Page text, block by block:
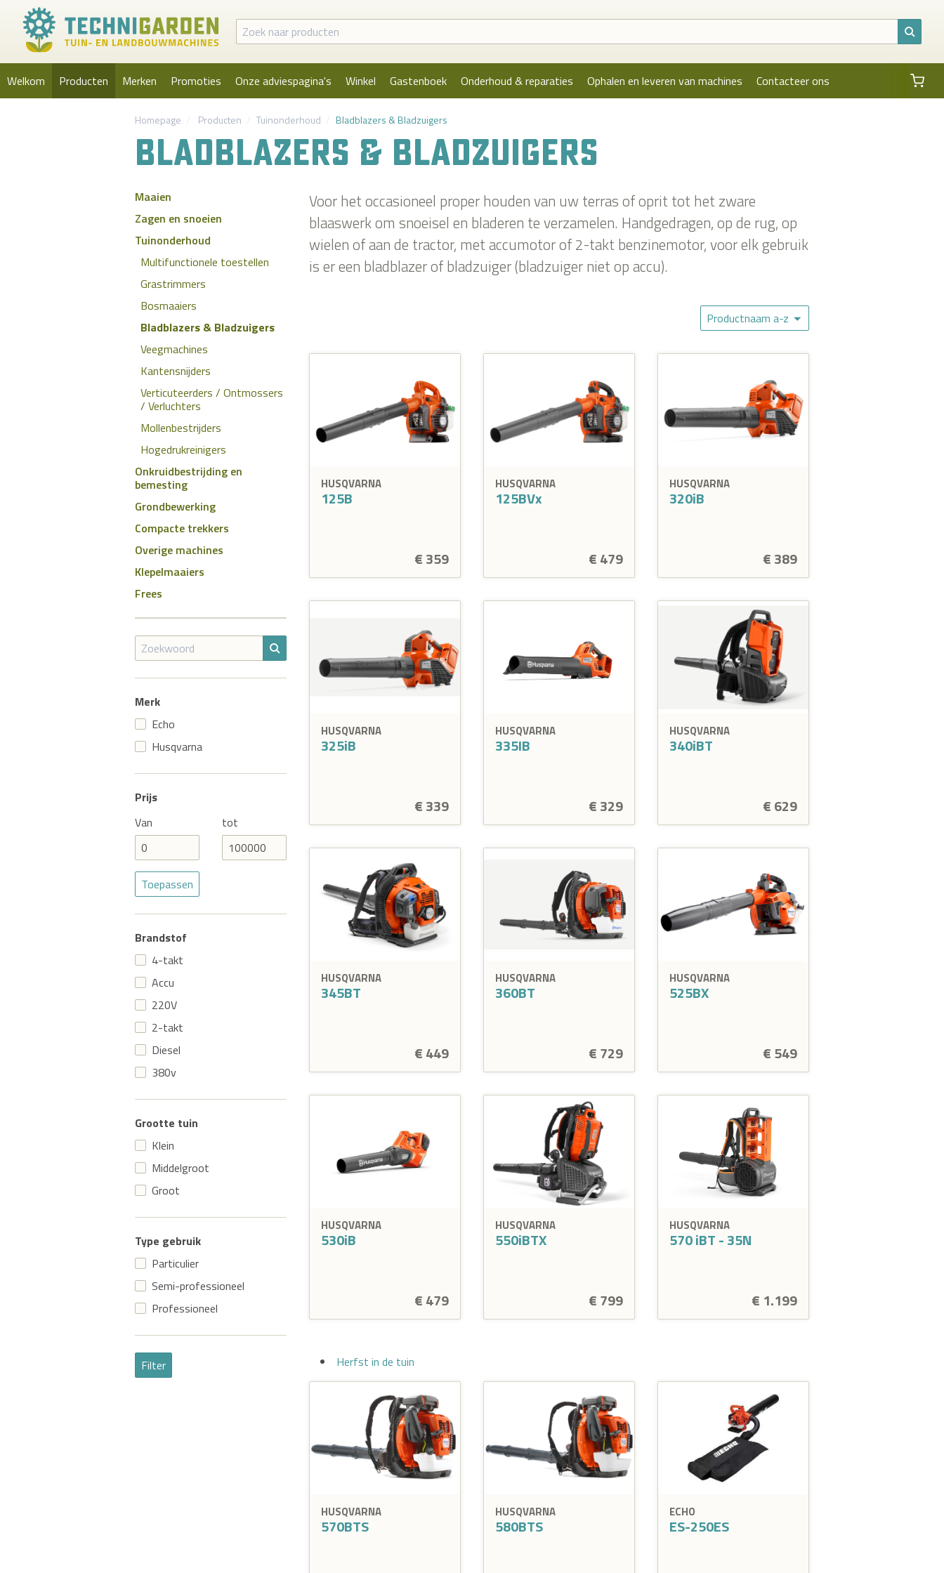
Welkom Producten Merken Promoties Onze adviespagina's Winkel Gastenboek Onderhoud & reparaties Ophalen en leveren van machines Contacteer ons
Homepage Producten Tuinonderhoud Bladblazers & Bladzuigers
BLADBLAZERS & BLADZUIGERS
Maaien
Zagen en snoeien
Tuinonderhoud
Multifunctionele toestellen
Grastrimmers
Bosmaaiers
Bladblazers & Bladzuigers
Veegmachines
Kantensnijders
Verticuteerders / Ontmossers
/ Verluchters
Mollenbestrijders
Hogedrukreinigers
Onkruidbestrijding en
bemesting
Grondbewerking
Compacte trekkers
Overige machines
Klepelmaaiers
Frees
Merk
Echo
Husqvarna
Prijs
Van
tot
Brandstof
4-takt
Accu
220V
2-takt
Diesel
380v
Grootte tuin
Klein
Middelgroot
Groot
Type gebruik
Particulier
Semi-professioneel
Professioneel
Voor het occasioneel proper houden van uw terras of oprit tot het zware
blaaswerk om snoeisel en bladeren te verzamelen. Handgedragen, op de rug, op
wielen of aan de tractor, met accumotor of 2-takt benzinemotor, voor elk gebruik
is er een bladblazer of bladzuiger (bladzuiger niet op accu).
Productnaam a-z
HUSQVARNA
125B
€ 359
HUSQVARNA
125BVx
€ 479
HUSQVARNA
320iB
€ 389
HUSQVARNA
325iB
€ 339
HUSQVARNA
335IB
€ 329
HUSQVARNA
340iBT
€ 629
HUSQVARNA
345BT
€ 449
HUSQVARNA
360BT
€ 729
HUSQVARNA
525BX
€ 549
HUSQVARNA
530iB
€ 479
HUSQVARNA
550iBTX
€ 799
HUSQVARNA
570 iBT - 35N
€ 1.199
Herfst in de tuin
HUSQVARNA
570BTS
HUSQVARNA
580BTS
ECHO
ES-250ES